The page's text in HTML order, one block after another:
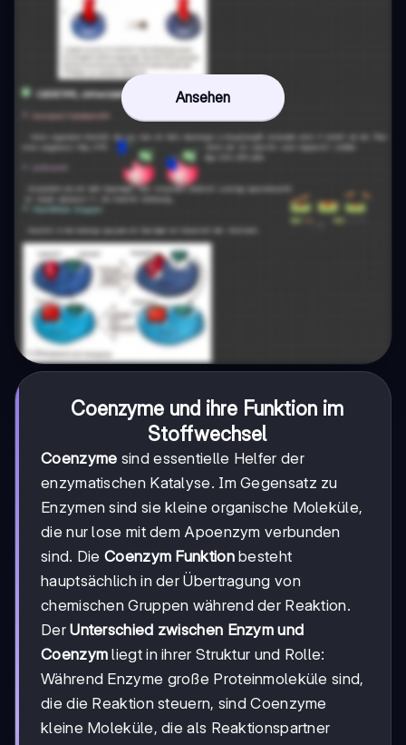
Ansehen
Coenzyme und ihre Funktion im
Stoffwechsel
Coenzyme sind essentielle Helfer der
enzymatischen Katalyse. Im Gegensatz zu
Enzymen sind sie kleine organische Moleküle,
die nur lose mit dem Apoenzym verbunden
sind. Die Coenzym Funktionbesteht
hauptsächlich in der Übertragung von
chemischen Gruppen während der Reaktion.
DerUnterschied zwischen Enzym und
Coenzym liegt in ihrer Struktur und Rolle:
Während Enzyme große Proteinmoleküle sind,
die die Reaktion steuern, sind Coenzyme
kleine Moleküle, die als Reaktionspartner